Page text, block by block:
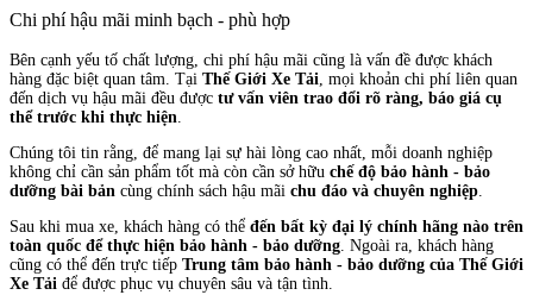
Chi phí hậu mãi minh bạch - phù hợp
Bên cạnh yếu tố chất lượng, chi phí hậu mãi cũng là vấn đề được khách
hàng đặc biệt quan tâm. Tại Thế Giới Xe Tải, mọi khoản chi phí liên quan
đến dịch vụ hậu mãi đều được tư vấn viên trao đổi rõ ràng, báo giá cụ
thể trước khi thực hiện.
Chúng tôi tin rằng, để mang lại sự hài lòng cao nhất, mỗi doanh nghiệp
không chỉ cần sản phẩm tốt mà còn cần sở hữu chế độ bảo hành - bảo
dưỡng bài bản cùng chính sách hậu mãi chu đáo và chuyên nghiệp.
Sau khi mua xe, khách hàng có thể đến bất kỳ đại lý chính hãng nào trên
toàn quốc để thực hiện bảo hành - bảo dưỡng. Ngoài ra, khách hàng
cũng có thể đến trực tiếp Trung tâm bảo hành - bảo dưỡng của Thế Giới
Xe Tải để được phục vụ chuyên sâu và tận tình.